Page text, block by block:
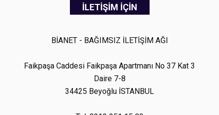
İLETİŞİM İÇİN
BİANET - BAĞIMSIZ İLETİŞİM AĞI
Faikpaşa Caddesi Faikpaşa Apartmanı No 37 Kat 3
Daire 7-8
34425 Beyoğlu İSTANBUL